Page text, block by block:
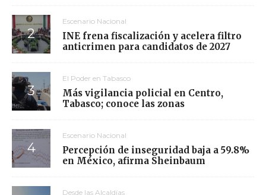
Escenario Nacional
INE frena fiscalización y acelera filtro
anticrimen para candidatos de 2027
El Poder en Tabasco
Más vigilancia policial en Centro,
Tabasco; conoce las zonas
Escenario Nacional
Percepción de inseguridad baja a 59.8%
en México, afirma Sheinbaum
Desde las Alcaldías